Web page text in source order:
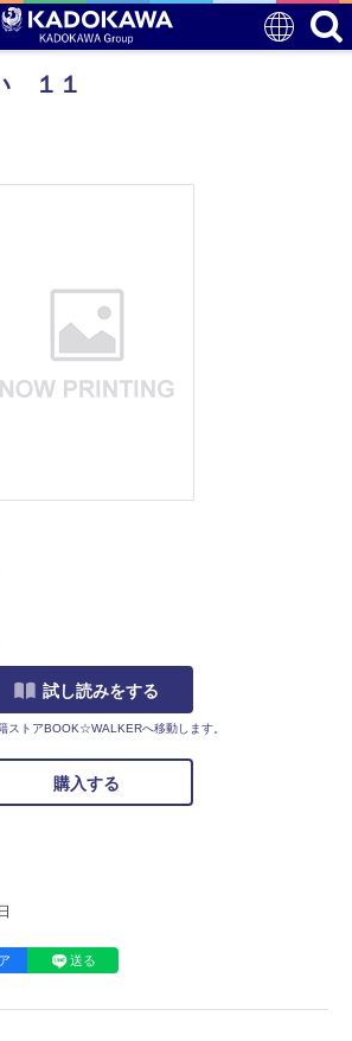
１１
試し読みをする
ストアBOOK☆WALKERへ移動します。
購入する
送る